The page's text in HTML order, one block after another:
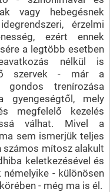
vagy hebegésnek
érzelmi
ezért ennek
a legtöbb esetben
nélkül is
szervek - már a
trenírozása
mely
megfelelő kezelés
válhat. Mivel a
sem ismerjük teljes
számos mítosz alakult
keletkezésével és
némelyike - különösen
- még ma is él.